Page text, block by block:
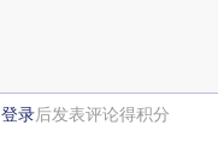
登录后发表评论得积分